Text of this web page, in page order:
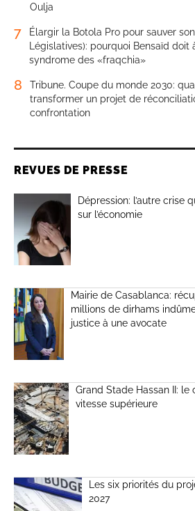
Oulja
7
Élargir la Botola Pro pour sauver
Législatives): pourquoi Bensaïd
syndrome des «fraqchia»
8
Tribune. Coupe du monde 2030:
transformer un projet de
confrontation
REVUES DE PRESSE
Dépression: l’autre crise
sur l’économie
Mairie de Casablanca:
millions de dirhams
justice à une avocate
Grand Stade Hassan II: le
vitesse supérieure
Les six priorités du
2027